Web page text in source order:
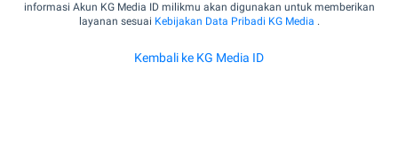
informasi Akun KG Media ID milikmu akan digunakan untuk memberikan
layanan sesuai Kebijakan Data Pribadi KG Media .
Kembali ke KG Media ID